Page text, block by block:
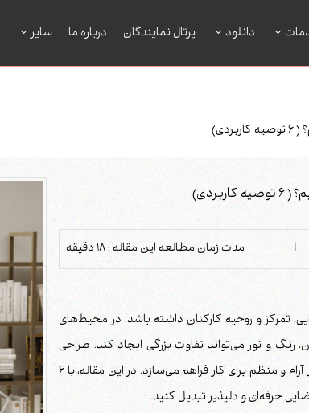
دانلود پرتال نمایندگان درباره ما سایر
| مدت زمان مطالعه این مقاله :18دقیقه
تمرکز و روحیه کارکنان داشته باشد. در محیط‌های
و نور می‌تواند تفاوت بزرگی ایجاد کند. طراحی
هوشمندانه نه‌تنها از شلوغی جلوگیری می‌کند، بلکه محیطی آرام و منظم برای کار فراهم می‌سازد. در این مقاله، با ۶
حرفه‌ای و دلپذیر تبدیل کنید.